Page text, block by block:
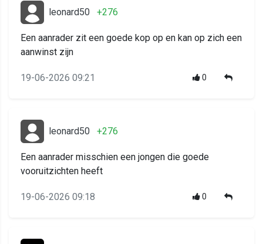
leonard50 +276
Een aanrader zit een goede kop op en kan op zich een
aanwinst zijn
19-06-2026 09:21 0
leonard50 +276
Een aanrader misschien een jongen die goede
vooruitzichten heeft
19-06-2026 09:18 0